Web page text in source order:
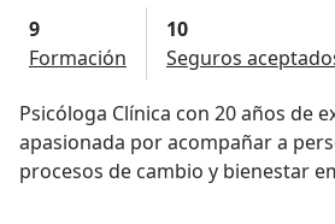
9
Formación
10
Seguros
Psicóloga Clínica con 20 años de
apasionada por acompañar a
procesos de cambio y bienestar